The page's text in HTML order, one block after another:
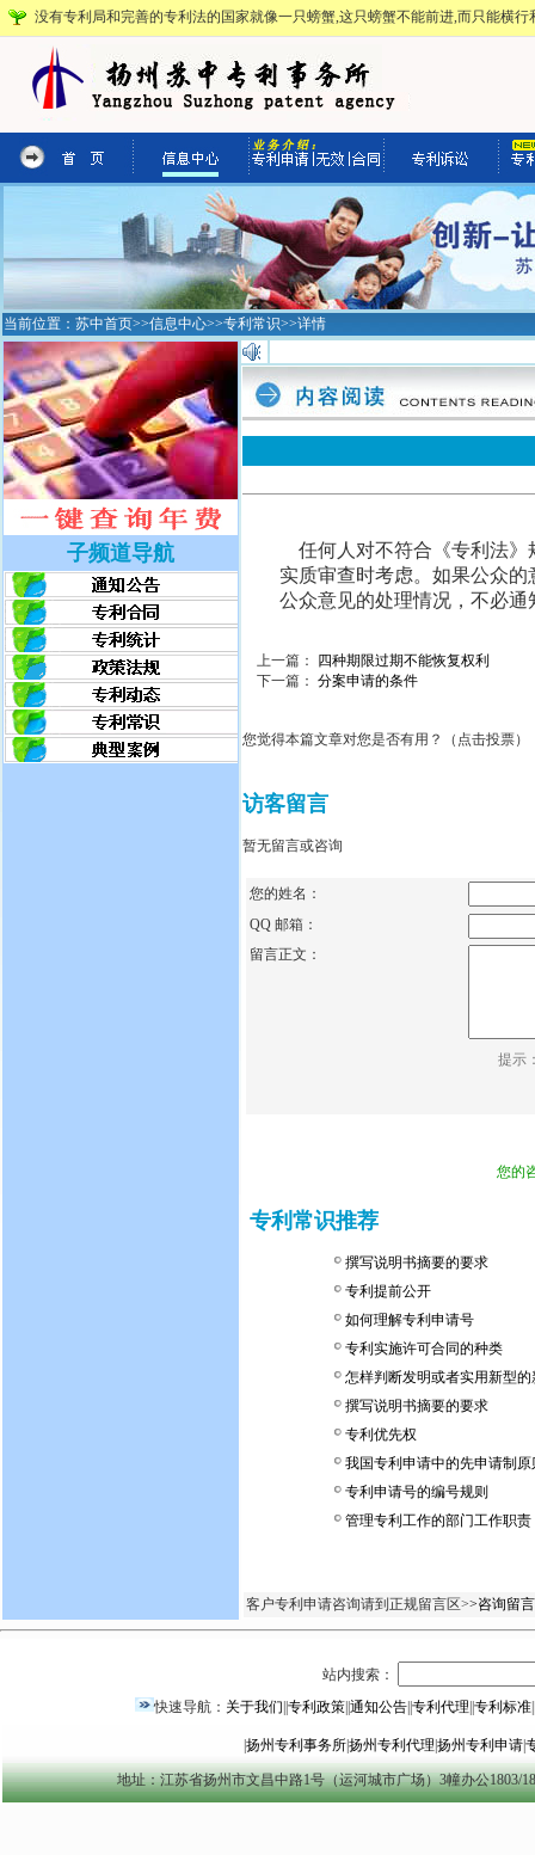
没有专利局和完善的专利法的国家就像一只螃蟹,这只螃蟹不能前进,而只能横
当前位置： 苏中首页>>信息中心>>专利常识>>详情
子频道导航
任何人对不符合《专利法》
实质审查时考虑。如果公众
公众意见的处理情况，不必通
上一篇：
四种期限过期不能恢复权利
下一篇： 分案申请的条件
您觉得本篇文章对您是否有用？（点击投票）
访客留言
暂无留言或咨询
您的姓名：
QQ 邮箱：
留言正文：
提示
您的
专利常识推荐
撰写说明书摘要的要求
专利提前公开
如何理解专利申请号
专利实施许可合同的种类
怎样判断发明或者实用新型的
撰写说明书摘要的要求
专利优先权
我国专利申请中的先申请制原
专利申请号的编号规则
管理专利工作的部门工作职责
客户专利申请咨询请到正规留言区>>咨询留言
站内搜索：
快速导航： 关于我们 专利政策 通知公告 专利代理 专利标准
扬州专利事务所|扬州专利代理 扬州专利申请|
地址：江苏省扬州市文昌中路1号（运河城市广场）3幢办公1803/